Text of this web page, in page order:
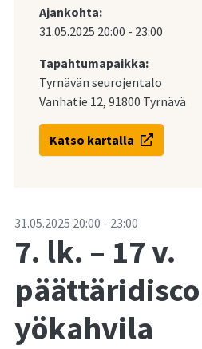
Ajankohta:
31.05.2025 20:00 - 23:00
Tapahtumapaikka:
Tyrnävän seurojentalo
Vanhatie 12, 91800 Tyrnävä
Katso kartalla
-31.05.2025 20:00 - 23:00
7. lk. – 17 v.
yökahvila